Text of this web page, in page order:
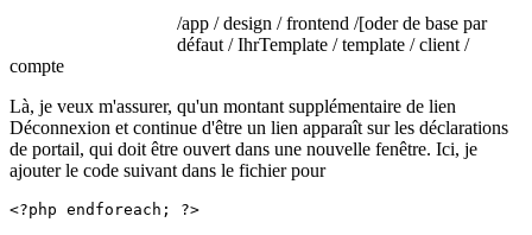
/app / design / frontend /[oder de base par
défaut / IhrTemplate / template / client /
compte
Là, je veux m'assurer, qu'un montant supplémentaire de lien
Déconnexion et continue d'être un lien apparaît sur les déclarations
de portail, qui doit être ouvert dans une nouvelle fenêtre. Ici, je
ajouter le code suivant dans le fichier pour
<?php endforeach; ?>